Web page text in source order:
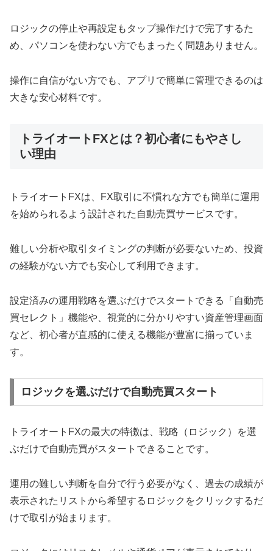
ロジックの停止や再設定もタップ操作だけで完了するた
め、パソコンを使わない方でもまったく問題ありません。
操作に自信がない方でも、アプリで簡単に管理できるのは
大きな安心材料です。
トライオートFXとは？初心者にもやさし
い理由
トライオートFXは、FX取引に不慣れな方でも簡単に運用
を始められるよう設計された自動売買サービスです。
難しい分析や取引タイミングの判断が必要ないため、投資
の経験がない方でも安心して利用できます。
設定済みの運用戦略を選ぶだけでスタートできる「自動売
買セレクト」機能や、視覚的に分かりやすい資産管理画面
など、初心者が直感的に使える機能が豊富に揃っていま
す。
ロジックを選ぶだけで自動売買スタート
トライオートFXの最大の特徴は、戦略（ロジック）を選
ぶだけで自動売買がスタートできることです。
運用の難しい判断を自分で行う必要がなく、過去の成績が
表示されたリストから希望するロジックをクリックするだ
けで取引が始まります。